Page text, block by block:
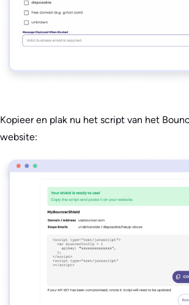
Kopieer en plak nu het script van het
website: